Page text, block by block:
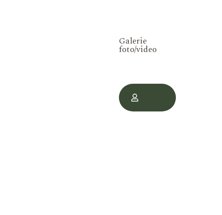
Galerie
foto/video